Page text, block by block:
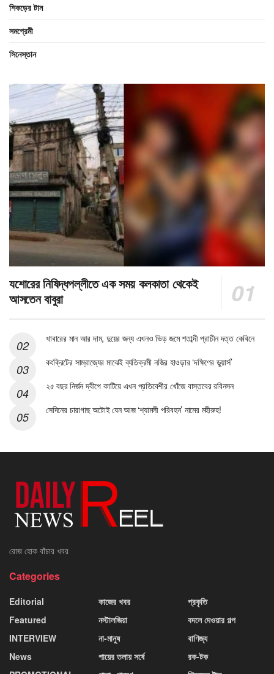
শিকড়ের টান
সমপ্রেমী
সিনেস্তান
যশোরের নিষিদ্ধপল্লীতে এক সময় কলকাতা থেকেই
আসতেন বাবুরা
খাবারের মান আর দাম, দুয়ের জন্য এখনও ভিড় জমে শতাব্দী প্রাচীন দত্ত কেবিনে
কংক্রিটের সাম্রাজ্যের মাঝেই ব্যতিক্রমী নজির হাওড়ার ‘দক্ষিণের ডুয়ার্স’
২৫ বছর নির্জন দ্বীপে কাটিয়ে এখন প্রতিবেশীর খোঁজে বাস্তবের রবিনসন
সেদিনের চারাগাছ অটোই যেন আজ ‘শ্যামলী পরিবহন’ নামের মহীরুহ!
রোজ হোক বাঁচার খবর
Categories
Editorial
Featured
INTERVIEW
News
কাজের খবর
নস্টালজিয়া
না-মানুষ
পায়ের তলায় সর্ষে
প্রকৃতি
বদলে দেওয়ার গল্প
বাণিজ্য
রক-টক